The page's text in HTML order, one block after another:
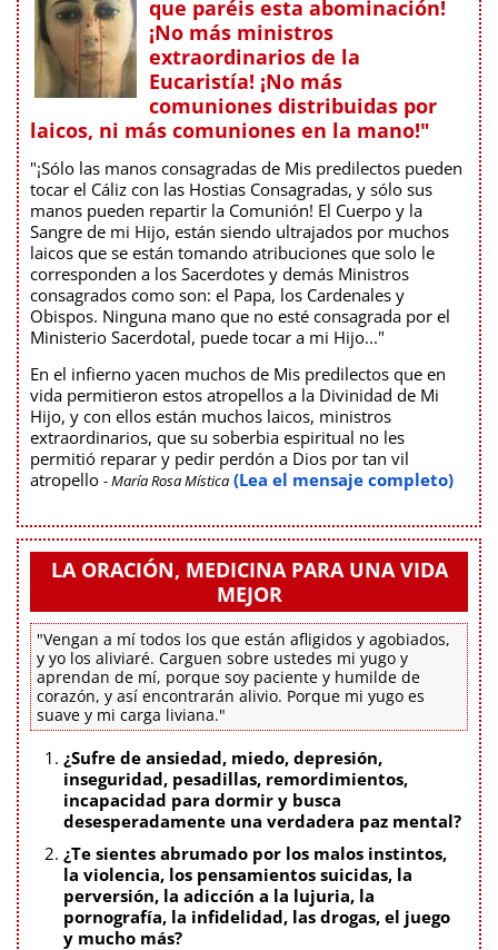
que paréis esta abominación!
¡No más ministros
extraordinarios de la
Eucaristía! ¡No más
comuniones distribuidas por
laicos, ni más comuniones en la mano!"
"¡Sólo las manos consagradas de Mis predilectos pueden
tocar el Cáliz con las Hostias Consagradas, y sólo sus
manos pueden repartir la Comunión! El Cuerpo y la
Sangre de mi Hijo, están siendo ultrajados por muchos
laicos que se están tomando atribuciones que solo le
corresponden a los Sacerdotes y demás Ministros
consagrados como son: el Papa, los Cardenales y
Obispos. Ninguna mano que no esté consagrada por el
Ministerio Sacerdotal, puede tocar a mi Hijo..."
En el infierno yacen muchos de Mis predilectos que en
vida permitieron estos atropellos a la Divinidad de Mi
Hijo, y con ellos están muchos laicos, ministros
extraordinarios, que su soberbia espiritual no les
permitió reparar y pedir perdón a Dios por tan vil
atropello - María Rosa Mística (Lea el mensaje completo)
LA ORACIÓN, MEDICINA PARA UNA VIDA
MEJOR
"Vengan a mí todos los que están afligidos y agobiados,
y yo los aliviaré. Carguen sobre ustedes mi yugo y
aprendan de mí, porque soy paciente y humilde de
corazón, y así encontrarán alivio. Porque mi yugo es
suave y mi carga liviana."
¿Sufre de ansiedad, miedo, depresión,
inseguridad, pesadillas, remordimientos,
incapacidad para dormir y busca
desesperadamente una verdadera paz mental?
¿Te sientes abrumado por los malos instintos,
la violencia, los pensamientos suicidas, la
perversión, la adicción a la lujuria, la
pornografía, la infidelidad, las drogas, el juego
y mucho más?